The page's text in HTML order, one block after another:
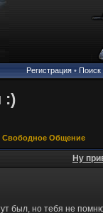
Регистрация• Поиск
:)
Свободное Общение
Ну
был, но тебя не